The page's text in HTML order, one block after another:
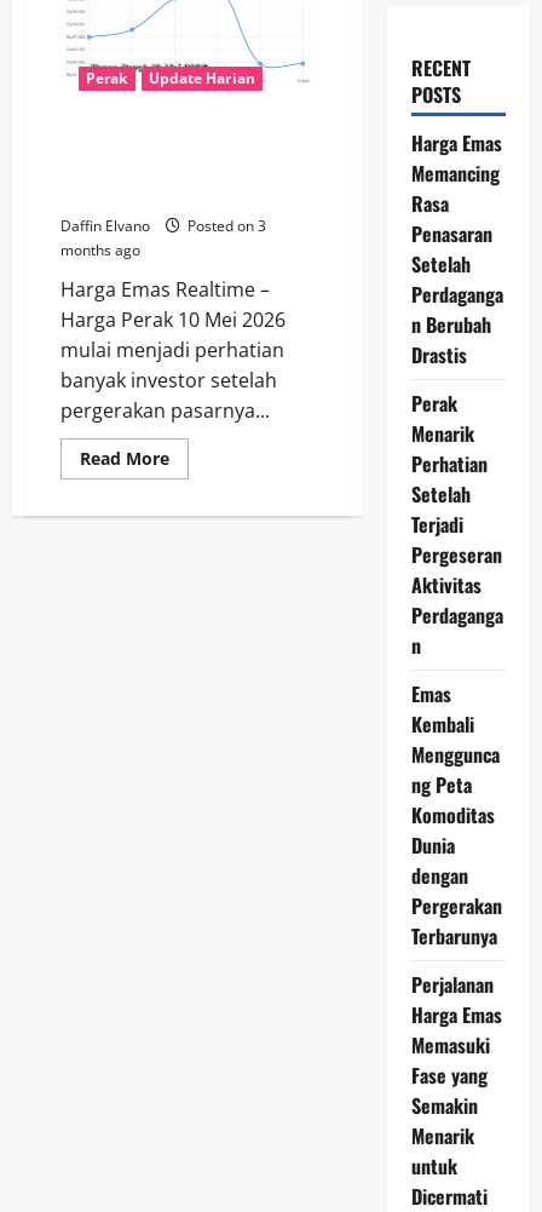
Perak Update Harian
Daffin Elvano
Posted on 3
months ago
Harga Emas Realtime –
Harga Perak 10 Mei 2026
mulai menjadi perhatian
banyak investor setelah
pergerakan pasarnya...
Read MoreRead
more
Harga
RECENT
POSTS
Harga Emas
Memancing
Rasa
Penasaran
Setelah
Perdaganga
n Berubah
Drastis
Perak
Menarik
Perhatian
Setelah
Terjadi
Pergeseran
Aktivitas
Perdaganga
n
Emas
Kembali
Menggunca
ng Peta
Komoditas
Dunia
dengan
Pergerakan
Terbarunya
Perjalanan
Harga Emas
Memasuki
Fase yang
Semakin
Menarik
untuk
Dicermati